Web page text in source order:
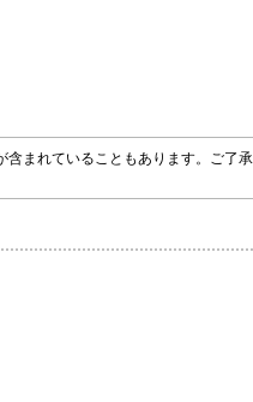
まれていることもあります。ご了